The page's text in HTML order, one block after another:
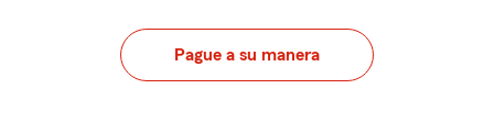
Pague a su manera